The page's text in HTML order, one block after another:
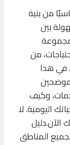
من بنية
بين
من
في هذا
وكيف
اليومية. لا
الآن.دليل
المناطق